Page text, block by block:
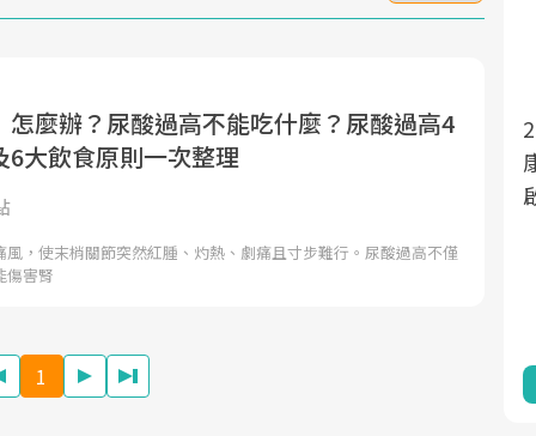
怎麼辦？尿酸過高不能吃什麼？尿酸過高4
6大飲食原則一次整理
風，使末梢關節突然紅腫、灼熱、劇痛且寸步難行。尿酸過高不僅
傷害腎
1
面對超高齡社會的浪潮，台灣正在快速邁
向「健康照護」的新時代。隨著國家政策
心議題。然而，健檢不只是醫療院所的服
2025年，就到良醫生活祭體驗「一站式健
康新生活」，從講座、體驗到運動，全面